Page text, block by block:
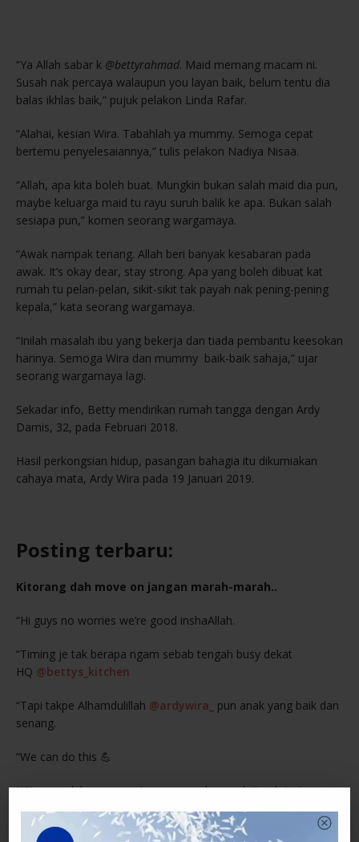
“Ya Allah sabar k @bettyrahmad. Maid memang macam ni.
Susah nak percaya walaupun you layan baik, belum tentu dia
balas ikhlas baik,” pujuk pelakon Linda Rafar.
“Alahai, kesian Wira. Tabahlah ya mummy. Semoga cepat
bertemu penyelesaiannya,” tulis pelakon Nadiya Nisaa.
“Allah, apa kita boleh buat. Mungkin bukan salah maid dia pun,
maybe keluarga maid tu rayu suruh balik ke apa. Bukan salah
sesiapa pun,” komen seorang wargamaya.
“Awak nampak tenang. Allah beri banyak kesabaran pada
awak. It’s okay dear, stay strong. Apa yang boleh dibuat kat
rumah tu pelan-pelan, sikit-sikit tak payah nak pening-pening
kepala,” kata seorang wargamaya.
“Inilah masalah ibu yang bekerja dan tiada pembantu keesokan
harinya. Semoga Wira dan mummy baik-baik sahaja,” ujar
seorang wargamaya lagi.
Sekadar info, Betty mendirikan rumah tangga dengan Ardy
Damis, 32, pada Februari 2018.
Hasil perkongsian hidup, pasangan bahagia itu dikurniakan
cahaya mata, Ardy Wira pada 19 Januari 2019.
Posting terbaru:
Kitorang dah move on jangan marah-marah..
“Hi guys no worries we’re good inshaAllah.
“Timing je tak berapa ngam sebab tengah busy dekat
HQ @bettys_kitchen
“Tapi takpe Alhamdulillah @ardywira_
pun anak yang baik dan
senang.
“We can do this 💪
“Kitorang dah move on jangan marah-marah its ok just
doakan for us k!